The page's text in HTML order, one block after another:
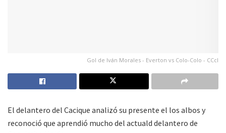
Gol de Iván Morales - Everton vs Colo-Colo - CCcl
El delantero del Cacique analizó su presente el los albos y
reconoció que aprendió mucho del actuald delantero de